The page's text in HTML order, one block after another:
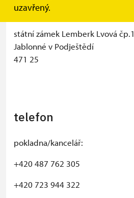
uzavřený.
adresa
státní zámek Lemberk Lvová čp.1
Jablonné v Podještědí
471 25
telefon
pokladna/kancelář:
+420 487 762 305
+420 723 944 322